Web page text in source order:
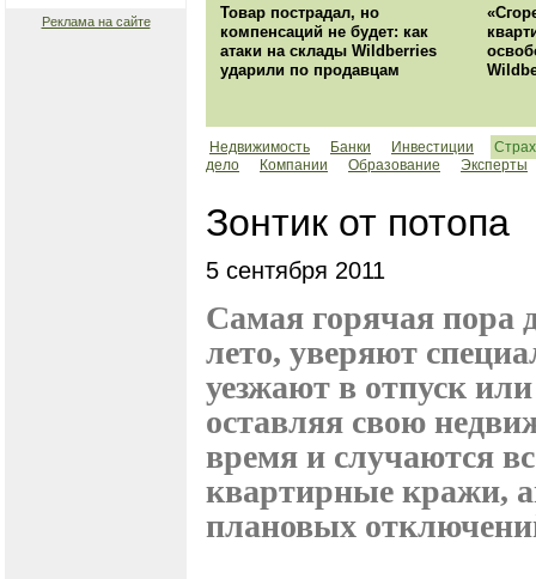
Реклама на сайте
Товар пострадал, но
компенсаций не будет: как
атаки на склады Wildberries
ударили по продавцам
Недвижимость Банки Инвестиции
дело
Компании Образование Эксперты
Зонтик от потопа
5 сентября 2011
Самая горячая пора
лето, уверяют
уезжают в отпуск
оставляя свою
время и случаются
квартирные кражи,
плановых